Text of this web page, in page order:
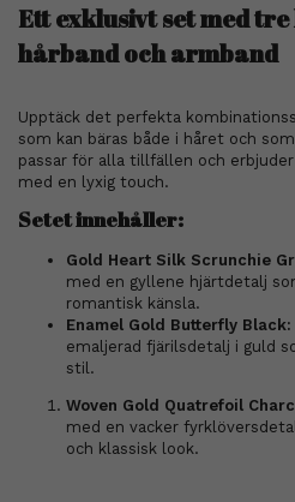
Ett exklusivt set med
hårband och armband
Upptäck det perfekta
som kan bäras både i håret och
passar för alla tillfällen och
med en lyxig touch.
Setet innehåller:
Gold Heart Silk Scrunchie
med en gyllene hjärtdetalj
romantisk känsla.
Enamel Gold Butterfly Black:
emaljerad fjärilsdetalj i guld
stil.
Woven Gold Quatrefoil
med en vacker
och klassisk look.